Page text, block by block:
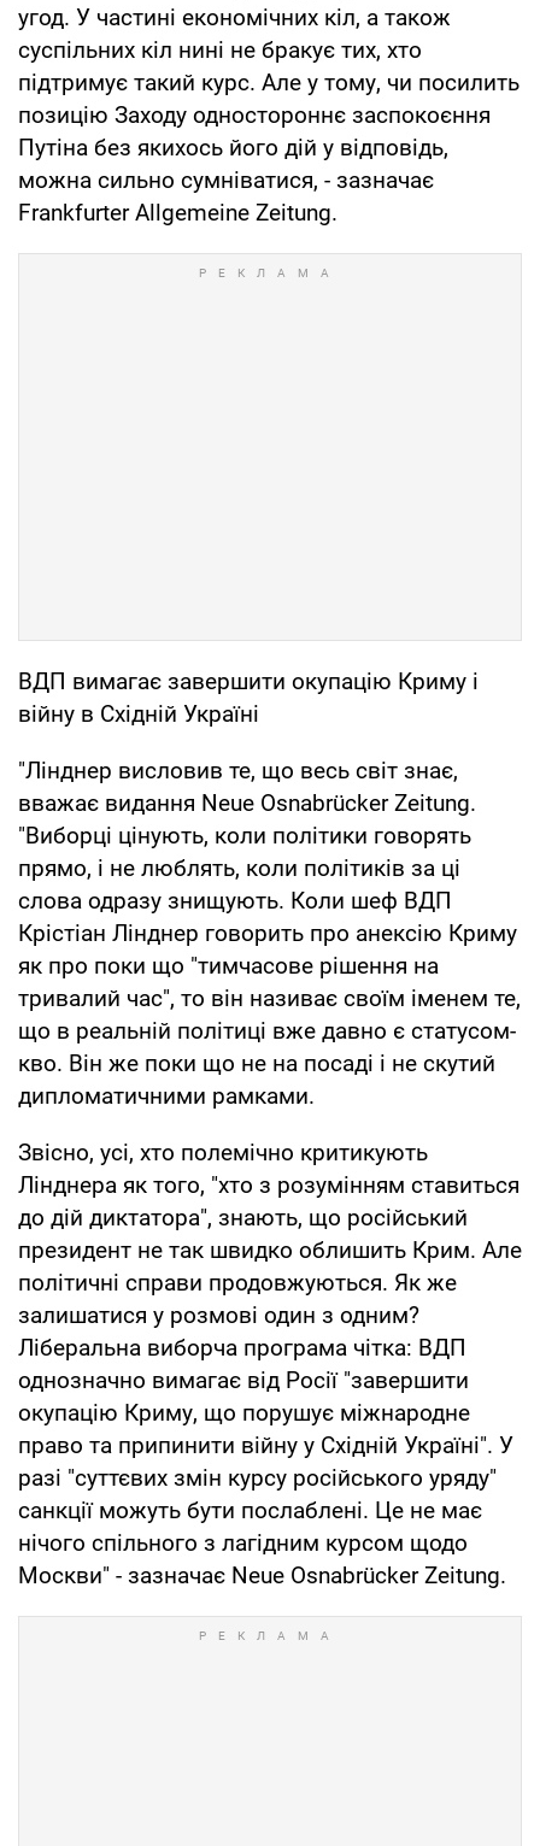
угод. У частині економічних кіл, а також
суспільних кіл нині не бракує тих, хто
підтримує такий курс. Але у тому, чи посилить
позицію Заходу одностороннє заспокоєння
Путіна без якихось його дій у відповідь,
можна сильно сумніватися, - зазначає
Frankfurter Allgemeine Zeitung.
ВДП вимагає завершити окупацію Криму і
війну в Східній Україні
"Лінднер висловив те, що весь світ знає,
вважає видання Neue Osnabrücker Zeitung.
"Виборці цінують, коли політики говорять
прямо, і не люблять, коли політиків за ці
слова одразу знищують. Коли шеф ВДП
Крістіан Лінднер говорить про анексію Криму
як про поки що "тимчасове рішення на
тривалий час", то він називає своїм іменем те,
що в реальній політиці вже давно є статусом-
кво. Він же поки що не на посаді і не скутий
дипломатичними рамками.
Звісно, усі, хто полемічно критикують
Лінднера як того, "хто з розумінням ставиться
до дій диктатора", знають, що російський
президент не так швидко облишить Крим. Але
політичні справи продовжуються. Як же
залишатися у розмові один з одним?
Ліберальна виборча програма чітка: ВДП
однозначно вимагає від Росії "завершити
окупацію Криму, що порушує міжнародне
право та припинити війну у Східній Україні". У
разі "суттєвих змін курсу російського уряду"
санкції можуть бути послаблені. Це не має
нічого спільного з лагідним курсом щодо
Москви" - зазначає Neue Osnabrücker Zeitung.